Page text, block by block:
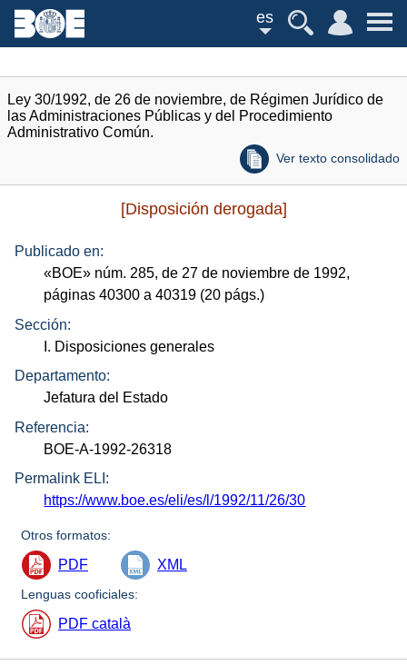
es
Ley 30/1992, de 26 de noviembre, de Régimen Jurídico de
las Administraciones Públicas y del Procedimiento
Administrativo Común.
Ver texto consolidado
[Disposición derogada]
Publicado en:
«BOE» núm. 285, de 27 de noviembre de 1992,
páginas 40300 a 40319 (20 págs.)
Sección:
I. Disposiciones generales
Departamento:
Jefatura del Estado
Referencia:
BOE-A-1992-26318
Permalink ELI:
https://www.boe.es/eli/es/l/1992/11/26/30
Otros formatos:
PDF XML
Lenguas cooficiales:
PDF català